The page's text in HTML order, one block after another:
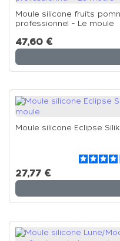
Moule silicone fruits
professionnel - Le moule
47,60 €
Moule silicone Eclipse
27,77 €